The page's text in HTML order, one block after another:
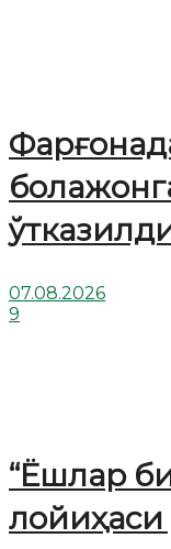
07.08.2026
9
“Ёшлар